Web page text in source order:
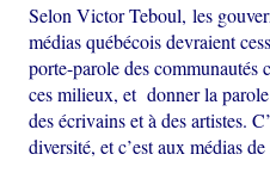
Selon Victor Teboul, les
médias québécois devraient
porte-parole des communautés
ces milieux, et donner la
des écrivains et à des artistes.
diversité, et c’est aux médias